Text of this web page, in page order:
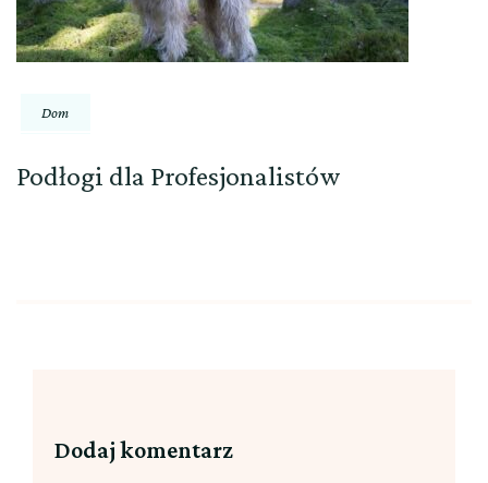
Dom
Podłogi dla Profesjonalistów
Dodaj komentarz